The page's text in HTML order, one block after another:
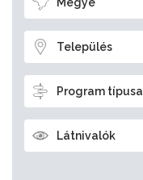
Település
Program típusa
Látnivalók